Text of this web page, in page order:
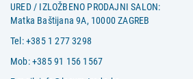
URED / IZLOŽBENO PRODAJNI SALON:
Matka Baštijana 9A, 10000 ZAGREB
Tel:+385 1 277 3298
Mob:+385 91 156 1567